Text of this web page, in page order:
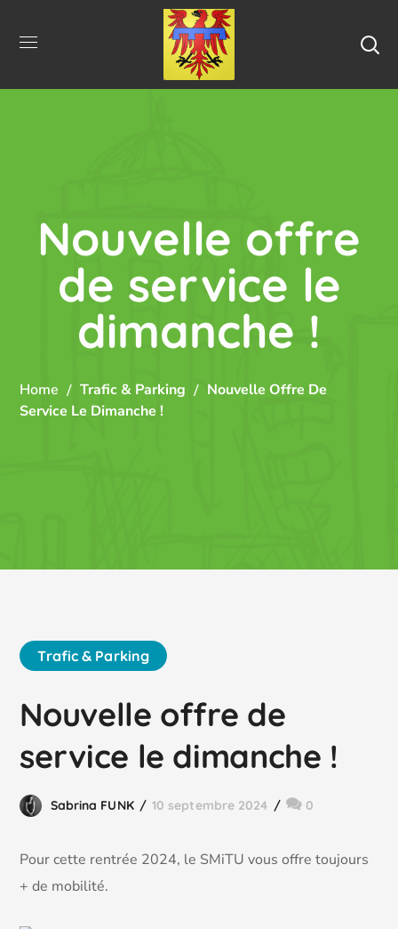
Nouvelle offre
de service le
dimanche !
Home Trafic & Parking
Nouvelle Offre De
Service Le Dimanche !
Trafic & Parking
Nouvelle offre de
service le dimanche !
Sabrina FUNK 10 septembre 2024 0
Pour cette rentrée 2024, le SMiTU vous offre toujours
+ de mobilité.